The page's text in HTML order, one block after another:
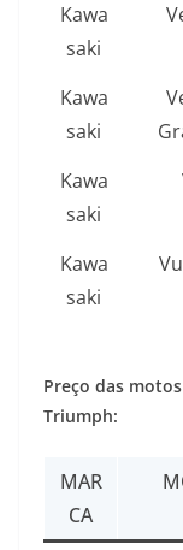
Kawa
saki
Kawa
saki
Kawa
saki
Kawa
saki
Preço das
Triumph:
MAR
CA